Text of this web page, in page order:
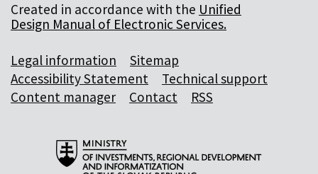
Created in accordance with the Unified
Design Manual of Electronic Services.
Legal information
Sitemap
Accessibility Statement
Technical support
Content manager
Contact RSS